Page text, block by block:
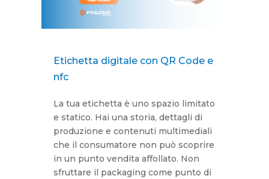
Etichetta digitale con QR Code e
nfc
La tua etichetta è uno spazio limitato
e statico. Hai una storia, dettagli di
produzione e contenuti multimediali
che il consumatore non può scoprire
in un punto vendita affollato. Non
sfruttare il packaging come punto di